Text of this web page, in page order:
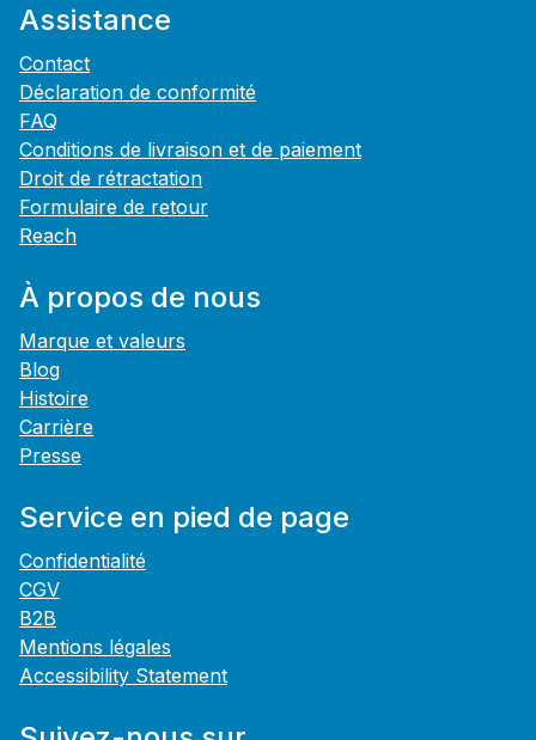
Assistance
Contact
Déclaration de conformité
FAQ
Conditions de livraison et de paiement
Droit de rétractation
Formulaire de retour
Reach
À propos de nous
Marque et valeurs
Blog
Histoire
Carrière
Presse
Service en pied de page
Confidentialité
CGV
B2B
Mentions légales
Accessibility Statement